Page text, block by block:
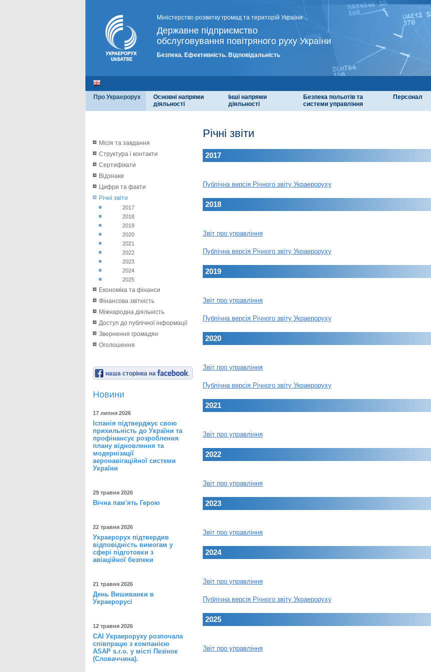
Міністерство розвитку громад та територій України
Державне підприємство
обслуговування повітряного руху України
Безпека. Ефективність. Відповідальність
Про Украерорух
Основні напрями
діяльності
Інші напрями
діяльності
Безпека польотів та
системи управління
Персонал
Місія та завдання
Структура і контакти
Сертифікати
Відзнаки
Цифри та факти
Річні звіти
2017
2018
2019
2020
2021
2022
2023
2024
2025
Економіка та фінанси
Фінансова звітність
Міжнародна діяльність
Доступ до публічної інформації
Звернення громадян
Оголошення
наша сторінка на
Новини
17 липня 2026
Іспанія підтверджує свою
прихильність до України та
профінансує розроблення
плану відновлення та
модернізації
аеронавігаційної системи
України
29 травня 2026
Вічна пам'ять Герою
22 травня 2026
Украерорух підтвердив
відповідність вимогам у
сфері підготовки з
авіаційної безпеки
21 травня 2026
День Вишиванки в
Украерорусі
12 травня 2026
САІ Украероруху розпочала
співпрацю з компанією
ASAP s.r.o. у місті Пезінок
(Словаччина).
Річні звіти
2017
Публічна версія Річного звіту Украероруху
2018
Звіт про управління
Публічна версія Річного звіту Украероруху
2019
Звіт про управління
Публічна версія Річного звіту Украероруху
2020
Звіт про управління
Публічна версія Річного звіту Украероруху
2021
Звіт про управління
2022
Звіт про управління
2023
Звіт про управління
2024
Звіт про управління
Публічна версія Річного звіту Украероруху
2025
Звіт про управління